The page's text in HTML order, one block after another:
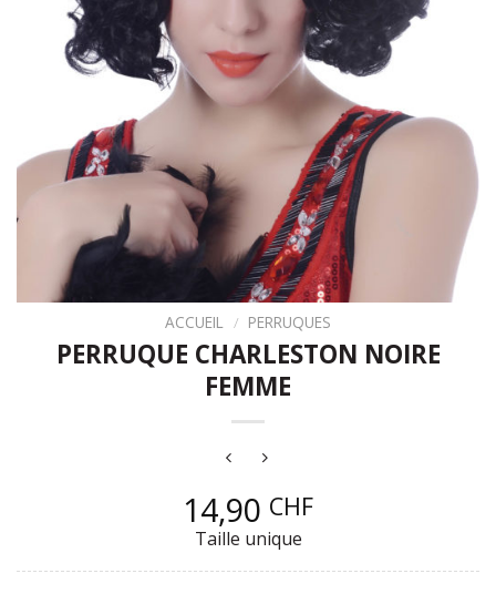
ACCUEIL / PERRUQUES
PERRUQUE CHARLESTON NOIRE
FEMME
14,90 CHF
Taille unique